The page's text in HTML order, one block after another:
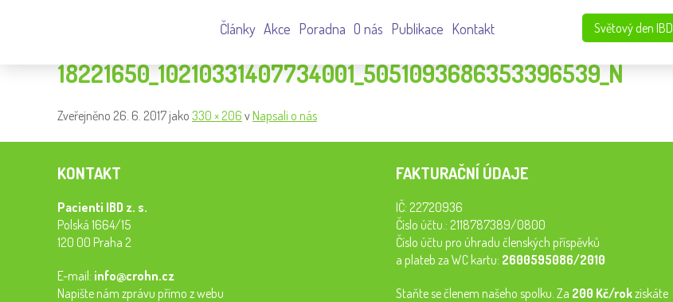
Světový den IBD
Články Akce Poradna O nás Publikace Kontakt
18221650_10210331407734001_5051093686353396539_N
Zveřejněno 26. 6. 2017 jako 330 × 206 v Napsali o nás
KONTAKT
Pacienti IBD z. s.
Polská 1664/15
120 00 Praha 2
E-mail: info@crohn.cz
Napište nám zprávu přímo z webu
FAKTURAČNÍ ÚDAJE
IČ: 22720936
Číslo účtu.: 2118787389/0800
Číslo účtu pro úhradu členských příspěvků
a plateb za WC kartu: 2600595086/2010
Staňte se členem našeho spolku. Za 200 Kč/rokzískáte